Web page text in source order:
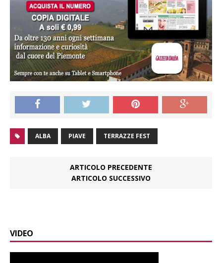
ALBA PIAVE TERRAZZE FEST
ARTICOLO PRECEDENTE
ARTICOLO SUCCESSIVO
VIDEO